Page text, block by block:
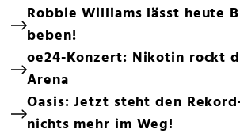
Robbie Williams lässt heute
beben!
oe24-Konzert: Nikotin rockt
Arena
Oasis: Jetzt steht den
nichts mehr im Weg!